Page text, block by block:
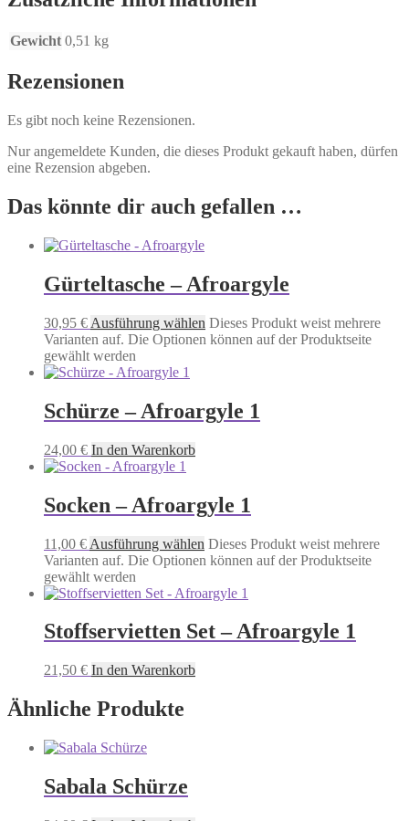
Gewicht 0,51 kg
Rezensionen
Es gibt noch keine Rezensionen.
Nur angemeldete Kunden, die dieses Produkt gekauft haben, dürfen
eine Rezension abgeben.
Das könnte dir auch gefallen …
Gürteltasche – Afroargyle
30,95 € Ausführung wählen Dieses Produkt weist mehrere
Varianten auf. Die Optionen können auf der Produktseite
gewählt werden
Schürze – Afroargyle 1
24,00 € In den Warenkorb
Socken – Afroargyle 1
11,00 € Ausführung wählen Dieses Produkt weist mehrere
Varianten auf. Die Optionen können auf der Produktseite
gewählt werden
Stoffservietten Set – Afroargyle 1
21,50 € In den Warenkorb
Ähnliche Produkte
Sabala Schürze